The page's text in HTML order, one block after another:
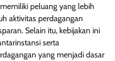
peluang yang lebih
aktivitas perdagangan
Selain itu, kebijakan ini
serta
yang menjadi dasar